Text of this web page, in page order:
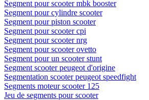
Segment pour scooter mbk booster
Segment pour cylindre scooter
Segment pour piston scooter
Segment pour scooter cpi
Segment pour scooter nrg
Segment pour scooter ovetto
Segment pour un scooter stunt
Segment scooter peugeot d'origine
Segmentation scooter peugeot speedfight
Segments moteur scooter 125
Jeu de segments pour scooter